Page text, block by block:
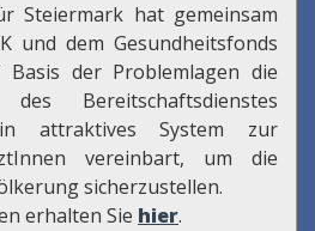
Steiermark hat gemeinsam
und dem Gesundheitsfonds
der Problemlagen die
Bereitschaftsdienstes
attraktives System zur
vereinbart, um die
sicherzustellen.
erhalten Sie hier.